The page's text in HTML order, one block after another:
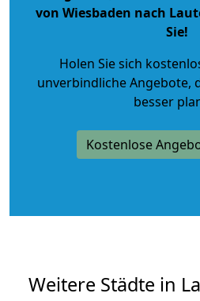
von Wiesbaden nach
Sie!
Holen Sie sich
unverbindliche Angebote,
besser
Kostenlose
Weitere Städte in